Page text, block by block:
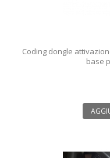
Coding dongle
base